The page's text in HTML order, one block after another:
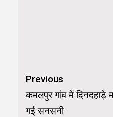
Continue
Reading
Previous
कमलपुर गांव में दिनदहाड़े
गई सनसनी